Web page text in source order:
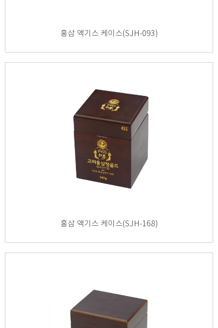
홍삼 액기스 케이스(SJH-093)
홍삼 액기스 케이스(SJH-168)